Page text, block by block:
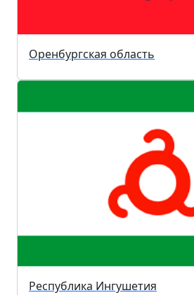
Оренбургская область
Республика Ингушетия